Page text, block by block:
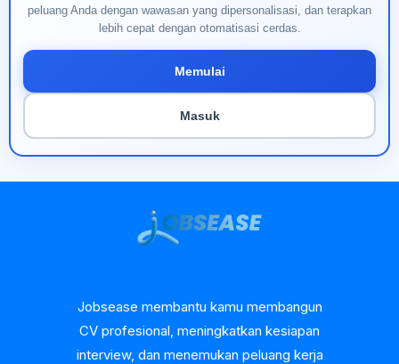
peluang Anda dengan wawasan yang dipersonalisasi, dan terapkan
lebih cepat dengan otomatisasi cerdas.
Memulai
Masuk
Jobsease membantu kamu membangun
CV profesional, meningkatkan kesiapan
interview, dan menemukan peluang kerja